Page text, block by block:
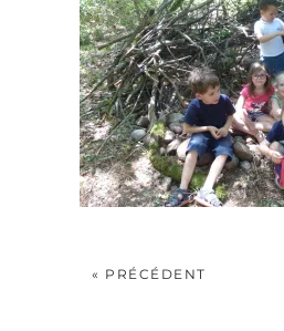
« PRÉCÉDENT